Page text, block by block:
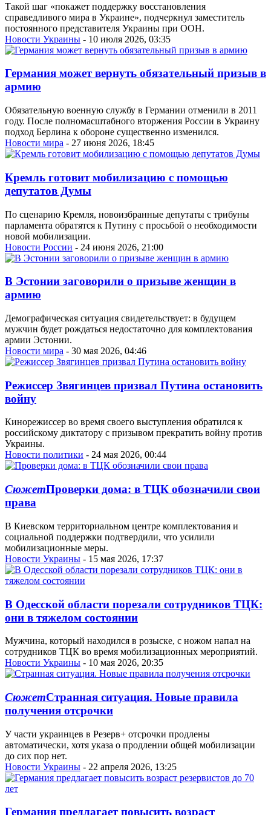
Такой шаг «покажет поддержку восстановления
справедливого мира в Украине», подчеркнул заместитель
постоянного представителя Украины при ООН.
Новости Украины - 10 июля 2026, 03:35
Германия может вернуть обязательный призыв в
армию
Обязательную военную службу в Германии отменили в 2011
году. После полномасштабного вторжения России в Украину
подход Берлина к обороне существенно изменился.
Новости мира - 27 июня 2026, 18:45
Кремль готовит мобилизацию с помощью
депутатов Думы
По сценарию Кремля, новоизбранные депутаты с трибуны
парламента обратятся к Путину с просьбой о необходимости
новой мобилизации.
Новости России - 24 июня 2026, 21:00
В Эстонии заговорили о призыве женщин в
армию
Демографическая ситуация свидетельствует: в будущем
мужчин будет рождаться недостаточно для комплектования
армии Эстонии.
Новости мира - 30 мая 2026, 04:46
Режиссер Звягинцев призвал Путина остановить
войну
Кинорежиссер во время своего выступления обратился к
российскому диктатору с призывом прекратить войну против
Украины.
Новости политики - 24 мая 2026, 00:44
СюжетПроверки дома: в ТЦК обозначили свои
права
В Киевском территориальном центре комплектования и
социальной поддержки подтвердили, что усилили
мобилизационные меры.
Новости Украины - 15 мая 2026, 17:37
В Одесской области порезали сотрудников ТЦК:
они в тяжелом состоянии
Мужчина, который находился в розыске, с ножом напал на
сотрудников ТЦК во время мобилизационных мероприятий.
Новости Украины - 10 мая 2026, 20:35
СюжетСтранная ситуация. Новые правила
получения отсрочки
У части украинцев в Резерв+ отсрочки продлены
автоматически, хотя указа о продлении общей мобилизации
до сих пор нет.
Новости Украины - 22 апреля 2026, 13:25
Германия предлагает повысить возраст